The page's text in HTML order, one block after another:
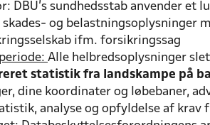
DBU’s sundhedsstab anvender et
og belastningsoplysninger
ifm. forsikringssag
Alle helbredsoplysninger
statistik fra landskampe på
dine koordinater og løbebaner,
analyse og opfyldelse af krav